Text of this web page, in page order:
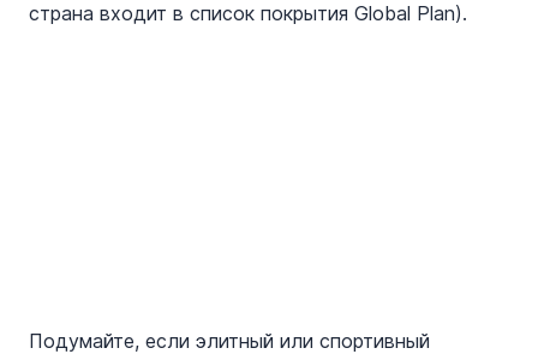
страна входит в список покрытия Global Plan).
Подумайте, если элитный или спортивный